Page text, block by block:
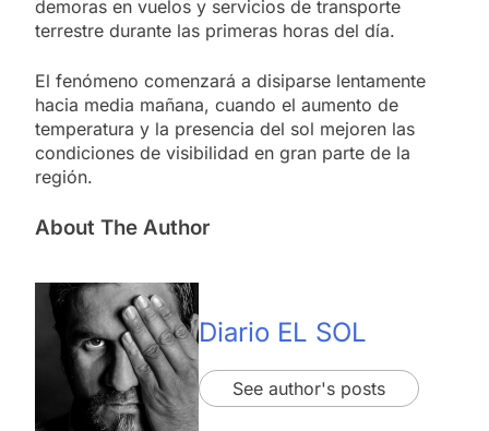
demoras en vuelos y servicios de transporte
terrestre durante las primeras horas del día.
El fenómeno comenzará a disiparse lentamente
hacia media mañana, cuando el aumento de
temperatura y la presencia del sol mejoren las
condiciones de visibilidad en gran parte de la
región.
About The Author
Diario EL SOL
See author's posts